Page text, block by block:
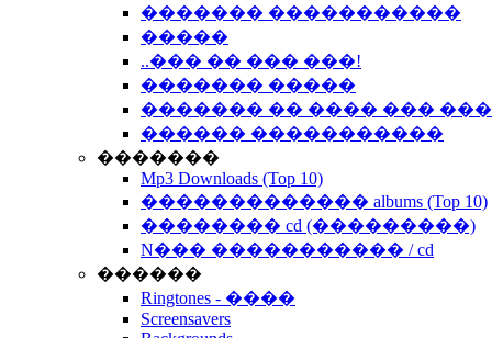
������� �����������
�����
..��� �� ��� ���!
������� �����
������� �� ���� ���
������ �����������
�������
Mp3 Downloads (Top 10)
������������� albums (Top 10)
�������� cd (���������)
N��� ����������� / cd
������
Ringtones - ����
Screensavers